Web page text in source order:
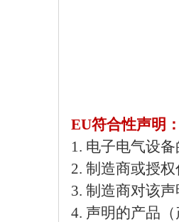
EU符合性声明
1. 电子电气设
2. 制造商或授
3. 制造商对
4. 声明的产品